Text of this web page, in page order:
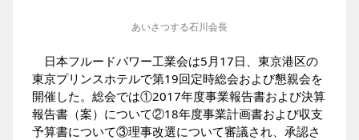
あいさつする石川会長
日本フルードパワー工業会は5月17日、東京港区の
東京プリンスホテルで第19回定時総会および懇親会を
開催した。総会では①2017年度事業報告書および決算
報告書（案）について②18年度事業計画書および収支
予算書について③理事改選について審議され、承認さ